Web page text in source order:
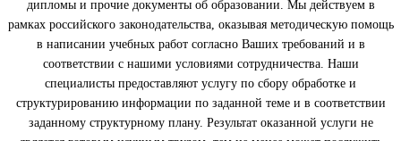
дипломы и прочие документы об образовании. Мы действуем в
рамках российского законодательства, оказывая методическую помощь
в написании учебных работ согласно Ваших требований и в
соответствии с нашими условиями сотрудничества. Наши
специалисты предоставляют услугу по сбору обработке и
структурированию информации по заданной теме и в соответствии
заданному структурному плану. Результат оказанной услуги не